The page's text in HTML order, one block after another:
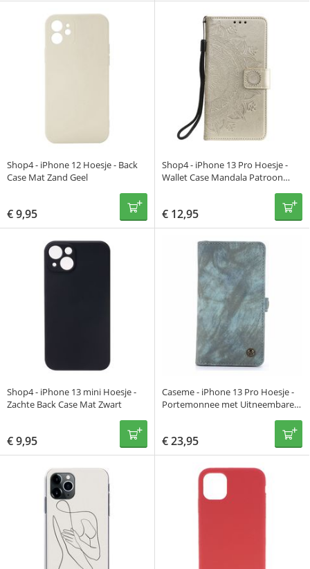
Shop4 - iPhone 12 Hoesje - Back
Case Mat Zand Geel
€9,95
Shop4 - iPhone 13 Pro Hoesje -
Wallet Case Mandala Patroon
€ 12,95
Shop4 - iPhone 13 mini Hoesje -
Zachte Back Case Mat Zwart
€9,95
Caseme - iPhone 13 Pro Hoesje -
Portemonnee met Uitneembare
€23,95